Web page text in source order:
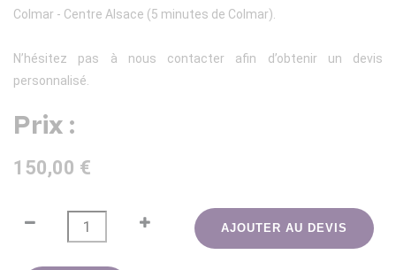
Colmar - Centre Alsace (5 minutes de Colmar).
N’hésitez pas à nous contacter afin d’obtenir un devis
personnalisé.
Prix :
150,00 €
AJOUTER AU DEVIS